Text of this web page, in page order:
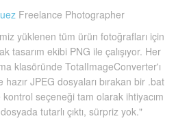
Freelance Photographer
yüklenen tüm ürün fotoğrafları için
tasarım ekibi PNG ile çalışıyor. Her
klasöründe TotalImageConverter'ı
hazır JPEG dosyaları bırakan bir .bat
seçeneği tam olarak ihtiyacım
tutarlı çıktı, sürpriz yok."